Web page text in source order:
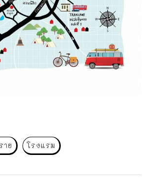
าย โรงแรม